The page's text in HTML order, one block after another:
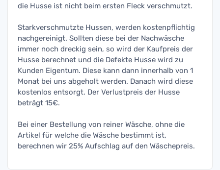
die Husse ist nicht beim ersten Fleck verschmutzt.
Starkverschmutzte Hussen, werden kostenpflichtig
nachgereinigt. Sollten diese bei der Nachwäsche
immer noch dreckig sein, so wird der Kaufpreis der
Husse berechnet und die Defekte Husse wird zu
Kunden Eigentum. Diese kann dann innerhalb von 1
Monat bei uns abgeholt werden. Danach wird diese
kostenlos entsorgt. Der Verlustpreis der Husse
beträgt 15€.
Bei einer Bestellung von reiner Wäsche, ohne die
Artikel für welche die Wäsche bestimmt ist,
berechnen wir 25% Aufschlag auf den Wäschepreis.